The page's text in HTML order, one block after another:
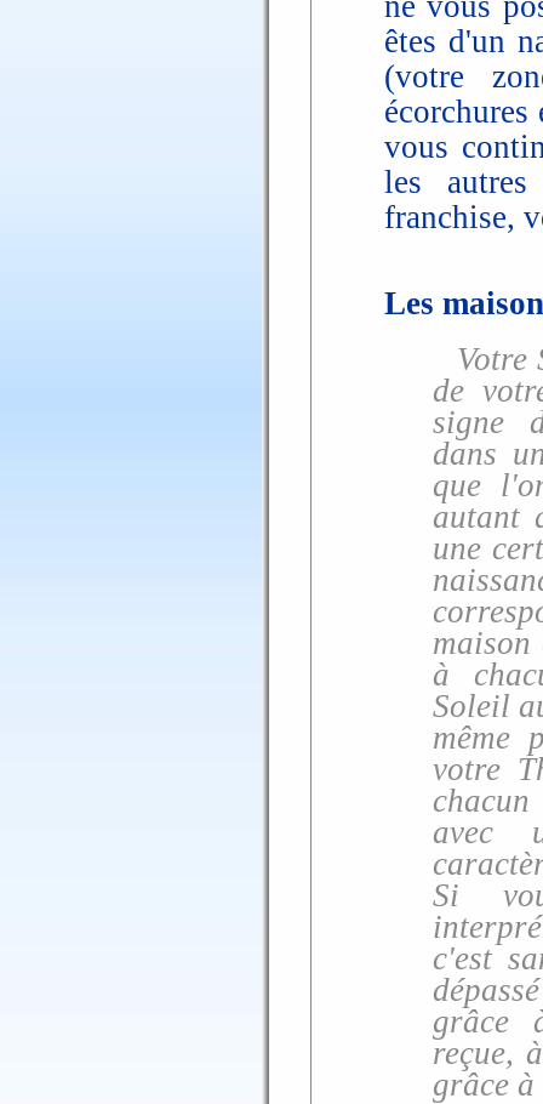
êtes d'un
(votre
vous
les
franchise,
Les
Votre
de
signe
dans
que
autant
une
maison
à
Soleil
même
votre
avec
Si
c'est
grâce
reçue,
grâce